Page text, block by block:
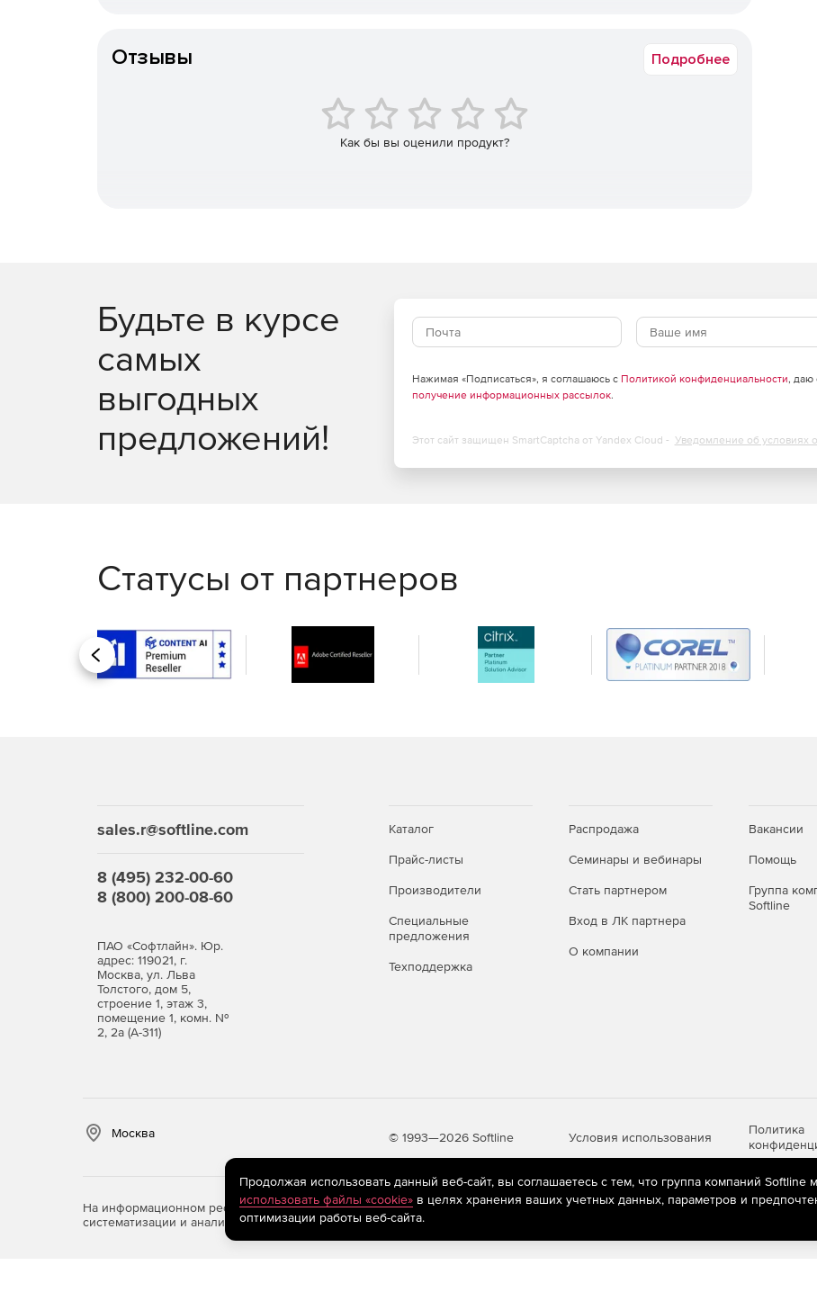
Расчет на прочность и устойчивость аппаратов колонного типа с учетом ветровых нагрузок и
сейсмических воздействий доступен с помощью модуля «ПАССАТ-Сейсмика» на основе СТО-
СА-03.003-2009, ГОСТ Р 55722-2013, ГОСТ 34283-2017.
Расчет вертикальных стальных цилиндрических резервуаров проводится с использованием модуля
«ПАССАТ-Резервуары» на основе СТО–СА–03–002–2011, ГОСТ 31385-2016.
Особенности доставки
вопросам приобретения предыдущих коробочных версий обращайтесь к
менеджерам Softline.
Отзывы Подробнее
Как бы вы оценили продукт?
Будьте в курсе
самых
выгодных
предложений!
Нажимая «Подписаться», я соглашаюсь с Политикой конфиденциальности, даю
получение информационных рассылок.
Этот сайт защищен SmartCaptcha от Yandex Cloud - Уведомление об условиях
Статусы от партнеров
Назад
sales.r@softline.com
8 (495) 232-00-60
8 (800) 200-08-60
ПАО «Софтлайн». Юр.
адрес: 119021, г.
Москва, ул. Льва
Толстого, дом 5,
строение 1, этаж 3,
помещение 1, комн. №
2, 2а (А-311)
Каталог
Прайс-листы
Производители
Специальные
предложения
Техподдержка
Распродажа
Семинары и вебинары
Стать партнером
Вход в ЛК партнера
О компании
Вакансии
Помощь
Группа
Softline
Москва © 1993—2026 Softline Условия использования
Политика
На информационном ресурсе store.softline.ru применяютсярекомендательные технологии (информационные технологии
систематизации и анализа сведений, относящихся к предпочтениям пользователей сети «Интернет», находящихся на
Продолжая использовать данный веб-сайт, вы соглашаетесь с тем, что группа компаний Softline
использовать файлы «cookie»в целях хранения ваших учетных данных, параметров и
оптимизации работы веб-сайта.